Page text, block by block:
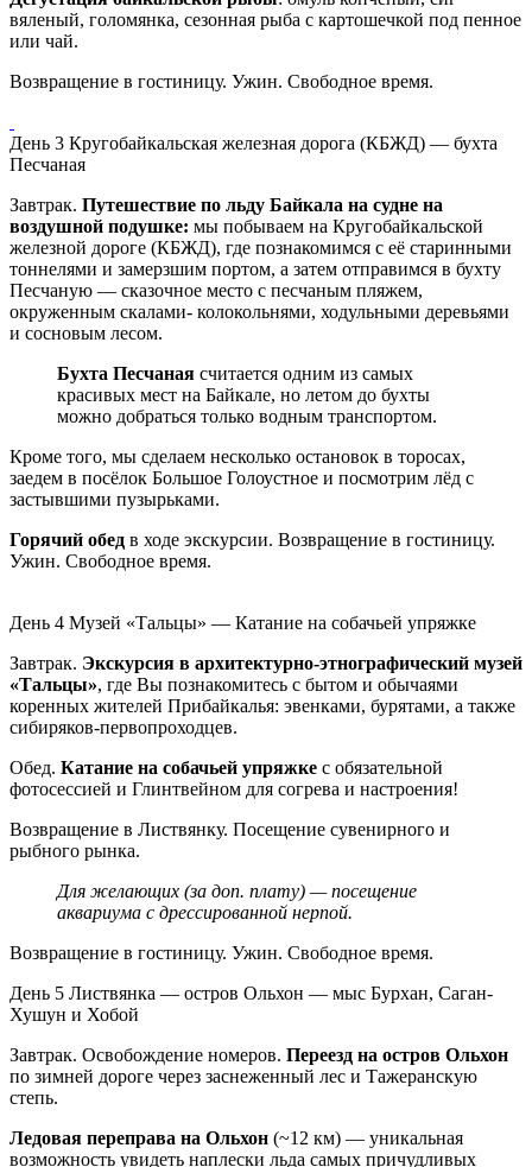
вяленый, голомянка, сезонная рыба с картошечкой под пенное
или чай.
Возвращение в гостиницу. Ужин. Свободное время.
День 3 Кругобайкальская железная дорога (КБЖД) — бухта
Песчаная
Завтрак. Путешествие по льду Байкала на судне на
воздушной подушке: мы побываем на Кругобайкальской
железной дороге (КБЖД), где познакомимся с её старинными
тоннелями и замерзшим портом, а затем отправимся в бухту
Песчаную — сказочное место с песчаным пляжем,
окруженным скалами- колокольнями, ходульными деревьями
и сосновым лесом.
Бухта Песчаная считается одним из самых
красивых мест на Байкале, но летом до бухты
можно добраться только водным транспортом.
Кроме того, мы сделаем несколько остановок в торосах,
заедем в посёлок Большое Голоустное и посмотрим лёд с
застывшими пузырьками.
Горячий обед в ходе экскурсии. Возвращение в гостиницу.
Ужин. Свободное время.
День 4 Музей «Тальцы» — Катание на собачьей упряжке
Завтрак. Экскурсия в архитектурно-этнографический музей
«Тальцы», где Вы познакомитесь с бытом и обычаями
коренных жителей Прибайкалья: эвенками, бурятами, а также
сибиряков-первопроходцев.
Обед. Катание на собачьей упряжке с обязательной
фотосессией и Глинтвейном для согрева и настроения!
Возвращение в Листвянку. Посещение сувенирного и
рыбного рынка.
Для желающих (за доп. плату) — посещение
аквариума с дрессированной нерпой.
Возвращение в гостиницу. Ужин. Свободное время.
День 5 Листвянка — остров Ольхон — мыс Бурхан, Саган-
Хушун и Хобой
Завтрак. Освобождение номеров. Переезд на остров Ольхон
по зимней дороге через заснеженный лес и Тажеранскую
степь.
Ледовая переправа на Ольхон (~12 км) — уникальная
возможность увидеть наплески льда самых причудливых